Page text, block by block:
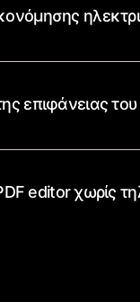
επιφάνειας
editor χωρίς